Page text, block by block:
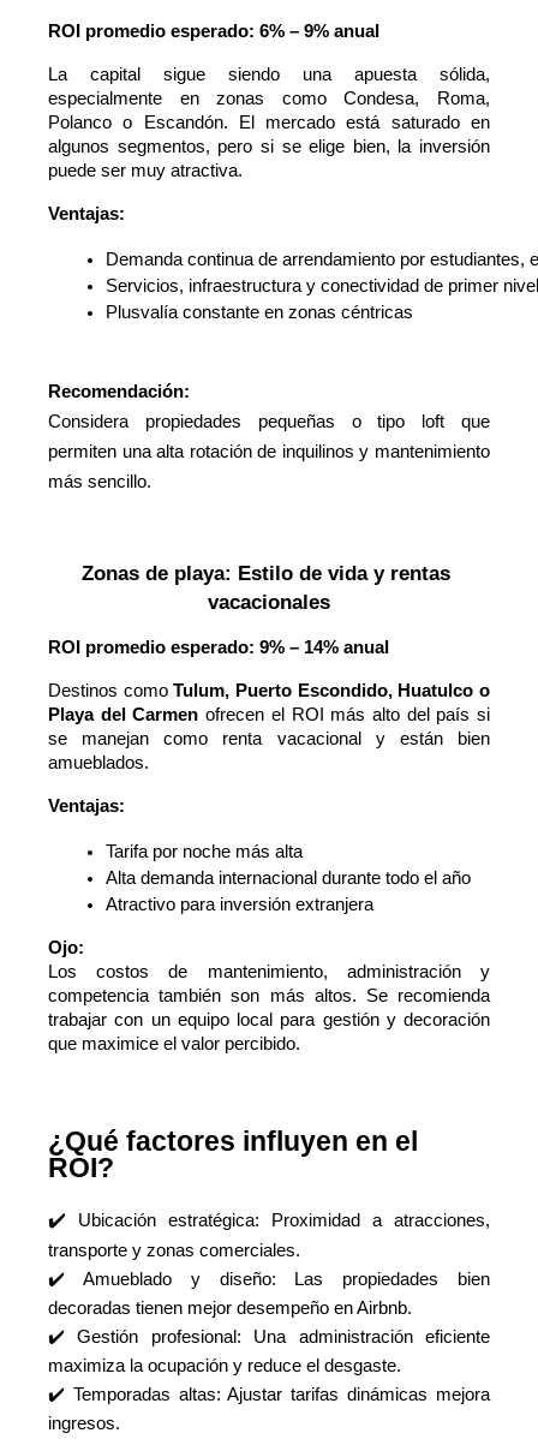
ROI promedio esperado: 6% – 9% anual
La capital sigue siendo una apuesta sólida,
especialmente en zonas como Condesa, Roma,
Polanco o Escandón. El mercado está saturado en
algunos segmentos, pero si se elige bien, la inversión
puede ser muy atractiva.
Ventajas:
Demanda continua de arrendamiento por estudiantes,
Servicios, infraestructura y conectividad de primer nivel
Plusvalía constante en zonas céntricas
Recomendación:
Considera propiedades pequeñas o tipo loft que
permiten una alta rotación de inquilinos y mantenimiento
más sencillo.
Zonas de playa: Estilo de vida y rentas
vacacionales
ROI promedio esperado: 9% – 14% anual
Destinos comoTulum, Puerto Escondido, Huatulco o
Playa del Carmen ofrecen el ROI más alto del país si
se manejan como renta vacacional y están bien
amueblados.
Ventajas:
Tarifa por noche más alta
Alta demanda internacional durante todo el año
Atractivo para inversión extranjera
Ojo:
Los costos de mantenimiento, administración y
competencia también son más altos. Se recomienda
trabajar con un equipo local para gestión y decoración
que maximice el valor percibido.
¿Qué factores influyen en el
ROI?
✔️ Ubicación estratégica: Proximidad a atracciones,
transporte y zonas comerciales.
✔️ Amueblado y diseño: Las propiedades bien
decoradas tienen mejor desempeño en Airbnb.
✔️ Gestión profesional: Una administración eficiente
maximiza la ocupación y reduce el desgaste.
✔️ Temporadas altas: Ajustar tarifas dinámicas mejora
ingresos.